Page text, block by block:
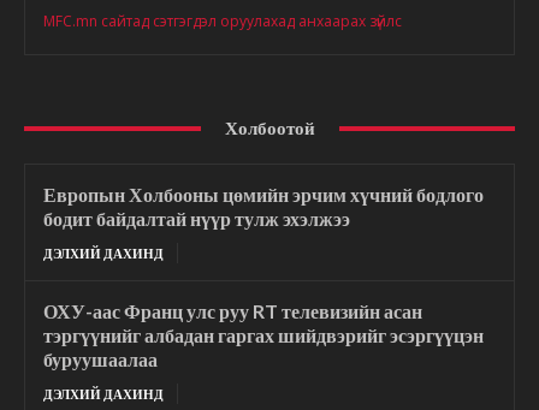
MFC.mn сайтад сэтгэгдэл оруулахад анхаарах зүйлс
Холбоотой
Европын Холбооны цөмийн эрчим хүчний бодлого
бодит байдалтай нүүр тулж эхэлжээ
ДЭЛХИЙ ДАХИНД
ОХУ-аас Франц улс руу RT телевизийн асан
тэргүүнийг албадан гаргах шийдвэрийг эсэргүүцэн
буруушаалаа
ДЭЛХИЙ ДАХИНД